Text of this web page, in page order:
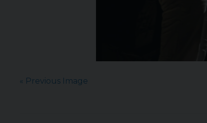
« Previous Image